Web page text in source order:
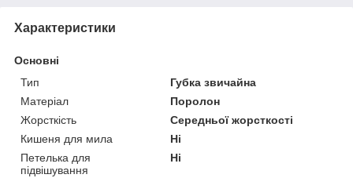
Характеристики
Основні
Тип
Губка звичайна
Матеріал
Поролон
Жорсткість
Середньої жорсткості
Кишеня для мила
Ні
Петелька для
підвішування
Ні